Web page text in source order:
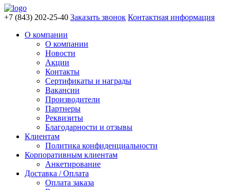
+7 (843) 202-25-40 Заказать звонок Контактная информация
О компании
О компании
Новости
Акции
Контакты
Сертификаты и награды
Вакансии
Производители
Партнеры
Реквизиты
Благодарности и отзывы
Клиентам
Политика конфиденциальности
Корпоративным клиентам
Анкетирование
Доставка / Оплата
Оплата заказа